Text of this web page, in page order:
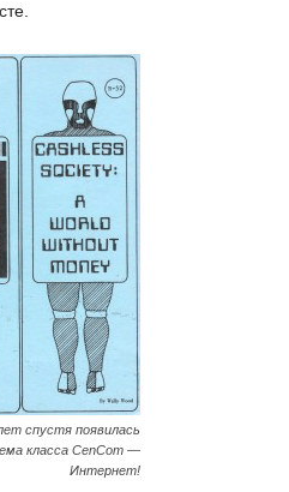
спустя появилась
класса CenCom —
Интернет!